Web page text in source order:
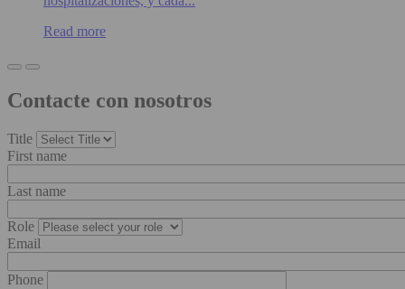
Read more
Contacte con nosotros
Title
First name
Last name
Role
Email
Phone